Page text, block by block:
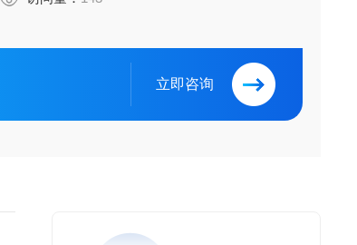
立即咨询